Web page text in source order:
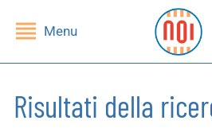
Menu
Risultati della